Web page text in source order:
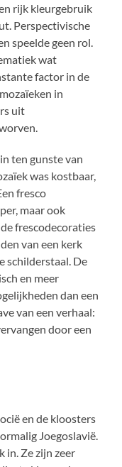
rijk kleurgebruik
Perspectivische
speelde geen rol.
wat
factor in de
in
uit
ten gunste van
was kostbaar,
fresco
maar ook
frescodecoraties
van een kerk
schilderstaal. De
en meer
dan een
van een verhaal:
door een
en de kloosters
Joegoslavië.
in. Ze zijn zeer